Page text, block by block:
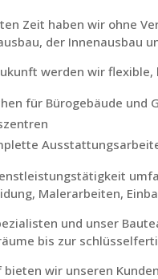
Zeit haben wir ohne
der Innenausbau
werden wir
für Bürogebäude und
Malerarbeiten,
und unser
bis zur
bieten wir unseren